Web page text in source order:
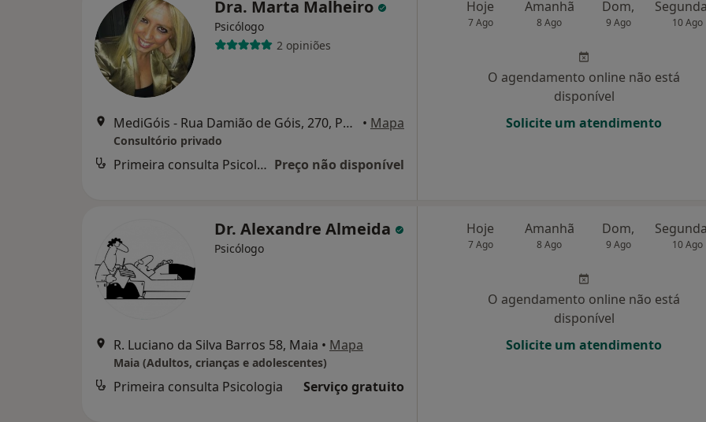
Dra. Marta Malheiro
Psicólogo
2 opiniões
MediGóis - Rua Damião de Góis, 270, Porto, Porto • Mapa
Consultório privado
Primeira consulta Psicologia Preço não disponível
Hoje
7 Ago
Amanhã
8 Ago
Dom,
9 Ago 10 Ago
O agendamento online não está
disponível
Solicite um atendimento
Dr. Alexandre Almeida
Psicólogo
R. Luciano da Silva Barros 58, Maia • Mapa
Maia (Adultos, crianças e adolescentes)
Primeira consulta Psicologia Serviço gratuito
Hoje
7 Ago
Amanhã
8 Ago
Dom,
9 Ago 10 Ago
O agendamento online não está
disponível
Solicite um atendimento